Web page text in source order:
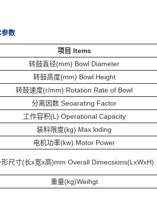
参数
项目 ltems
转鼓直径(mm) Bowl Diameter
转鼓高度(mm) Bowl Height
转鼓速度(r/mm) Rotation Rate of Bowl
分离因数 Seoarating Factor
工作容积(L) Operational Capacity
装料限度(kg) Max loding
电机功率(kw) Motor Power
形尺寸(长x宽x高)mm Overall Dimecsions(LxWxH)
重量(kg)Weihgt